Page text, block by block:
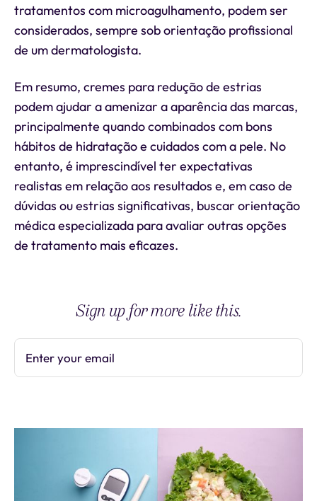
tratamentos com microagulhamento, podem ser
considerados, sempre sob orientação profissional
de um dermatologista.
Em resumo, cremes para redução de estrias
podem ajudar a amenizar a aparência das marcas,
principalmente quando combinados com bons
hábitos de hidratação e cuidados com a pele. No
entanto, é imprescindível ter expectativas
realistas em relação aos resultados e, em caso de
dúvidas ou estrias significativas, buscar orientação
médica especializada para avaliar outras opções
de tratamento mais eficazes.
Sign up for more like this.
Enter your email